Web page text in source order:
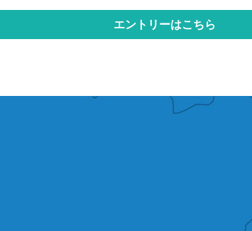
エントリーはこちら